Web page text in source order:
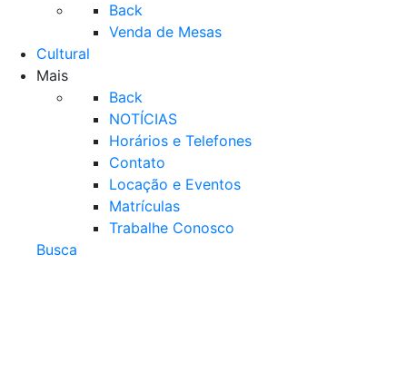
Back
Venda de Mesas
Cultural
Mais
Back
NOTÍCIAS
Horários e Telefones
Contato
Locação e Eventos
Matrículas
Trabalhe Conosco
Busca